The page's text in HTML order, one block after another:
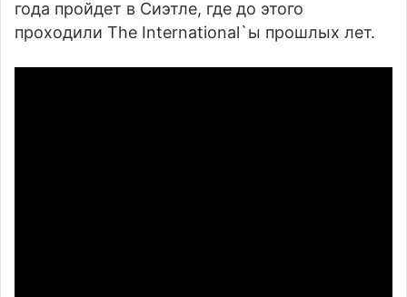
года пройдет в Сиэтле, где до этого
проходили The International`ы прошлых лет.